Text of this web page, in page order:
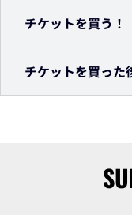
チケットを買う！
チケットを買った